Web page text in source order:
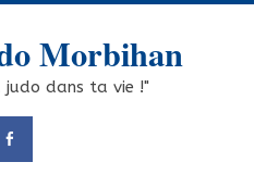
Morbihan
judo dans ta vie !"